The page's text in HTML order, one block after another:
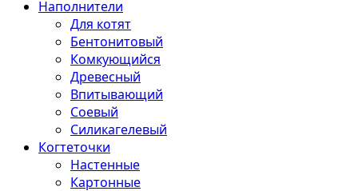
Наполнители
Для котят
Бентонитовый
Комкующийся
Древесный
Впитывающий
Соевый
Силикагелевый
Когтеточки
Настенные
Картонные